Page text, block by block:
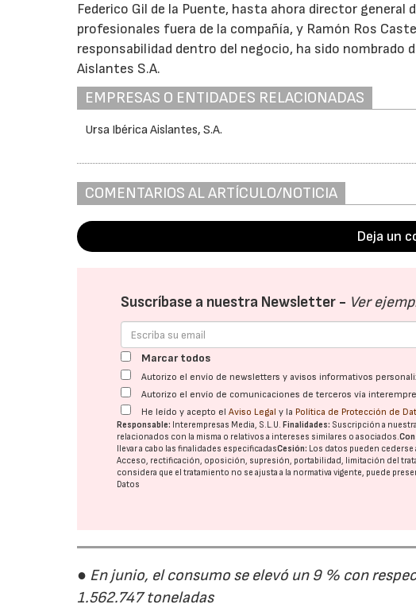
Federico Gil de la Puente, hasta ahora director general
profesionales fuera de la compañía, y Ramón Ros
responsabilidad dentro del negocio, ha sido nombrado
Aislantes S.A.
EMPRESAS O ENTIDADES RELACIONADAS
Ursa Ibérica Aislantes, S.A.
COMENTARIOS AL ARTÍCULO/NOTICIA
Deja un
Suscríbase a nuestra Newsletter - Ver
Marcar todos
Autorizo el envío de newsletters y avisos informativos
Autorizo el envío de comunicaciones de terceros vía
He leído y acepto elAviso Legal y la Política de Protección de
Responsable: Interempresas Media, S.L.U. Finalidades: Suscripción a
relacionados con la misma o relativos a intereses similares o asociados.
llevar a cabo las finalidades especificadasCesión: Los datos pueden cederse
Acceso, rectificación, oposición, supresión, portabilidad, limitación del
considera que el tratamiento no se ajusta a la normativa vigente, puede
Datos
● En junio, el consumo se elevó un 9 % con
1.562.747 toneladas